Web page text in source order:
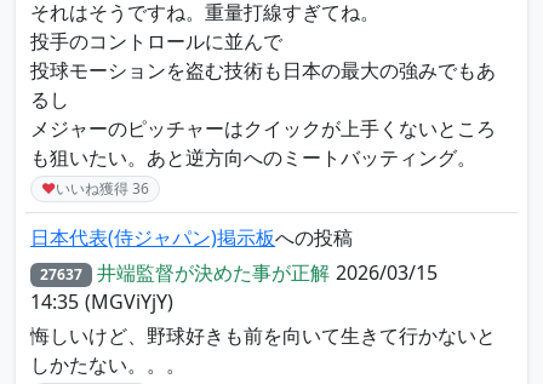
それはそうですね。重量打線すぎてね。
投手のコントロールに並んで
投球モーションを盗む技術も日本の最大の強みでもあ
るし
メジャーのピッチャーはクイックが上手くないところ
も狙いたい。あと逆方向へのミートバッティング。
♥いいね獲得36
日本代表(侍ジャパン)掲示板への投稿
27637 井端監督が決めた事が正解 2026/03/15
14:35 (MGViYjY)
悔しいけど、野球好きも前を向いて生きて行かないと
しかたない。。。